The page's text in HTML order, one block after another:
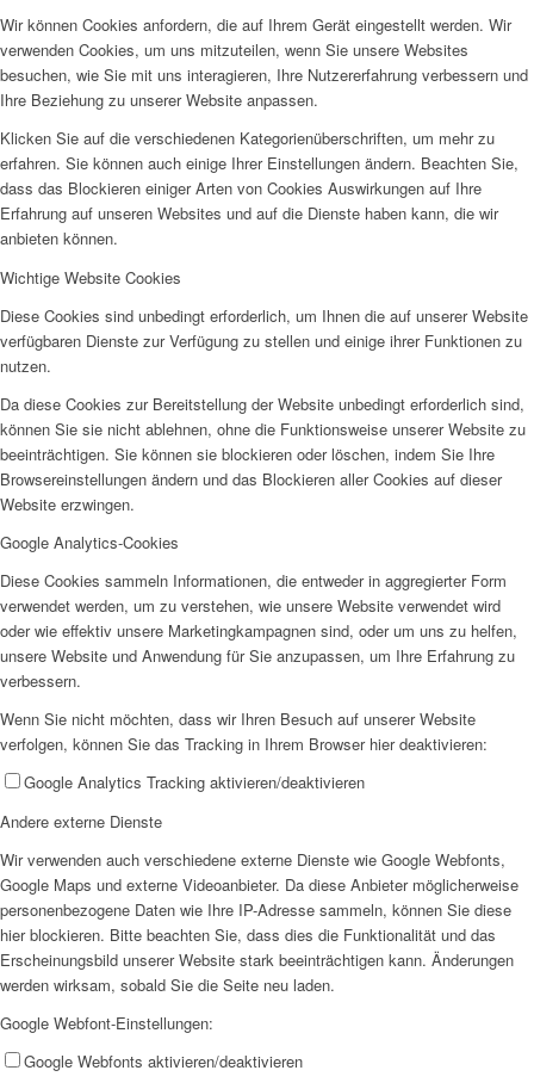
Wir können Cookies anfordern, die auf Ihrem Gerät eingestellt werden. Wir
verwenden Cookies, um uns mitzuteilen, wenn Sie unsere Websites
besuchen, wie Sie mit uns interagieren, Ihre Nutzererfahrung verbessern und
Ihre Beziehung zu unserer Website anpassen.
Klicken Sie auf die verschiedenen Kategorienüberschriften, um mehr zu
erfahren. Sie können auch einige Ihrer Einstellungen ändern. Beachten Sie,
dass das Blockieren einiger Arten von Cookies Auswirkungen auf Ihre
Erfahrung auf unseren Websites und auf die Dienste haben kann, die wir
anbieten können.
Wichtige Website Cookies
Diese Cookies sind unbedingt erforderlich, um Ihnen die auf unserer Website
verfügbaren Dienste zur Verfügung zu stellen und einige ihrer Funktionen zu
nutzen.
Da diese Cookies zur Bereitstellung der Website unbedingt erforderlich sind,
können Sie sie nicht ablehnen, ohne die Funktionsweise unserer Website zu
beeinträchtigen. Sie können sie blockieren oder löschen, indem Sie Ihre
Browsereinstellungen ändern und das Blockieren aller Cookies auf dieser
Website erzwingen.
Google Analytics-Cookies
Diese Cookies sammeln Informationen, die entweder in aggregierter Form
verwendet werden, um zu verstehen, wie unsere Website verwendet wird
oder wie effektiv unsere Marketingkampagnen sind, oder um uns zu helfen,
unsere Website und Anwendung für Sie anzupassen, um Ihre Erfahrung zu
verbessern.
Wenn Sie nicht möchten, dass wir Ihren Besuch auf unserer Website
verfolgen, können Sie das Tracking in Ihrem Browser hier deaktivieren:
Google Analytics Tracking aktivieren/deaktivieren
Andere externe Dienste
Wir verwenden auch verschiedene externe Dienste wie Google Webfonts,
Google Maps und externe Videoanbieter. Da diese Anbieter möglicherweise
personenbezogene Daten wie Ihre IP-Adresse sammeln, können Sie diese
hier blockieren. Bitte beachten Sie, dass dies die Funktionalität und das
Erscheinungsbild unserer Website stark beeinträchtigen kann. Änderungen
werden wirksam, sobald Sie die Seite neu laden.
Google Webfont-Einstellungen:
Google Webfonts aktivieren/deaktivieren